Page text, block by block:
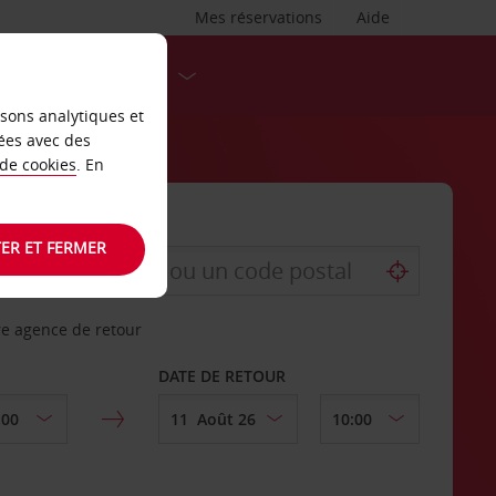
Aide
Mes réservations
agence de retour
DATE DE RETOUR
analytiques et
avec des
cookies. En
ET FERMER